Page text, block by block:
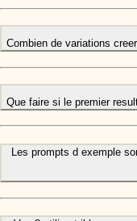
Combien de variations
Que faire si le premier
Les prompts d exemple